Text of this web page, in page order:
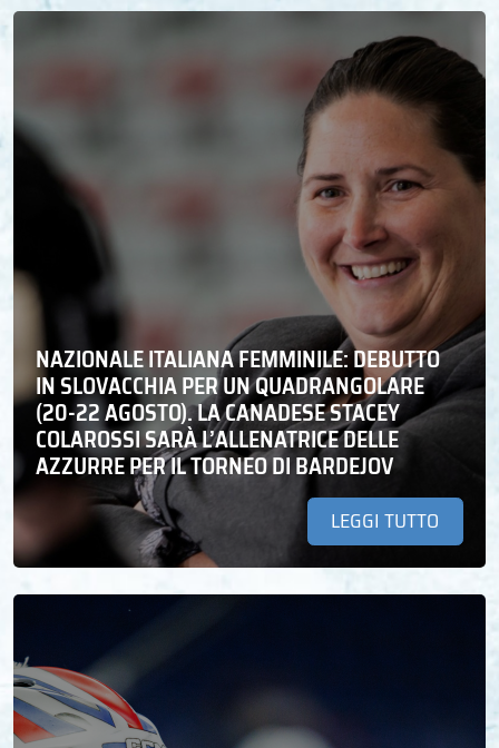
NAZIONALE ITALIANA FEMMINILE: DEBUTTO
IN SLOVACCHIA PER UN QUADRANGOLARE
(20-22 AGOSTO). LA CANADESE STACEY
COLAROSSI SARÀ L’ALLENATRICE DELLE
AZZURRE PER IL TORNEO DI BARDEJOV
LEGGI TUTTO